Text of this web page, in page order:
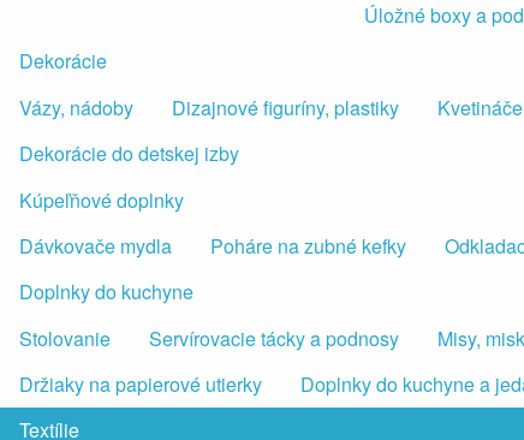
Úložné boxy a
Dekorácie
Vázy, nádoby
Dizajnové figuríny, plastiky
Dekorácie do detskej izby
Kúpeľňové doplnky
Dávkovače mydla
Poháre na zubné kefky
Doplnky do kuchyne
Stolovanie
Servírovacie tácky a podnosy Misy,
Držiaky na papierové utierky
Doplnky do kuchyne a
Textílie